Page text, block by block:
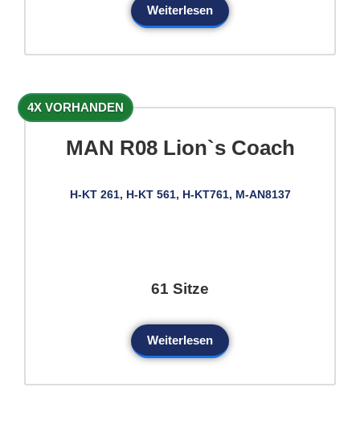
Weiterlesen
4X VORHANDEN
MAN R08 Lion`s Coach
H-KT 261, H-KT 561, H-KT761, M-AN8137
61 Sitze
Weiterlesen